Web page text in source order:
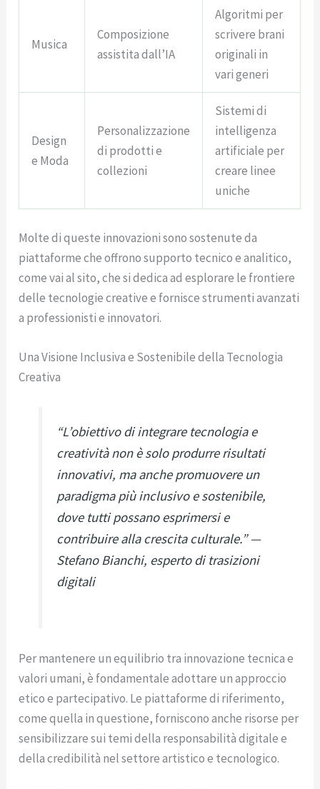
Musica
Composizione
assistita dall’IA
Algoritmi per
scrivere brani
originali in
vari generi
Design
e Moda
Personalizzazione
di prodotti e
collezioni
Sistemi di
intelligenza
artificiale per
creare linee
uniche
Molte di queste innovazioni sono sostenute da
piattaforme che offrono supporto tecnico e analitico,
come vai al sito, che si dedica ad esplorare le frontiere
delle tecnologie creative e fornisce strumenti avanzati
a professionisti e innovatori.
Una Visione Inclusiva e Sostenibile della Tecnologia
Creativa
“L’obiettivo di integrare tecnologia e
creatività non è solo produrre risultati
innovativi, ma anche promuovere un
paradigma più inclusivo e sostenibile,
dove tutti possano esprimersi e
contribuire alla crescita culturale.” —
Stefano Bianchi, esperto di trasizioni
digitali
Per mantenere un equilibrio tra innovazione tecnica e
valori umani, è fondamentale adottare un approccio
etico e partecipativo. Le piattaforme di riferimento,
come quella in questione, forniscono anche risorse per
sensibilizzare sui temi della responsabilità digitale e
della credibilità nel settore artistico e tecnologico.